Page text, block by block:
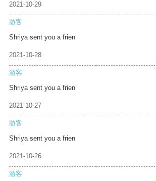
2021-10-29
游客
Shriya sent you a frien
2021-10-28
游客
Shriya sent you a frien
2021-10-27
游客
Shriya sent you a frien
2021-10-26
游客